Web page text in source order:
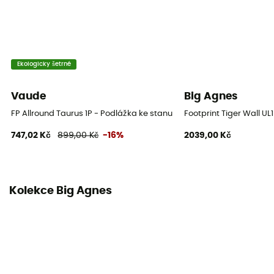
Ekologicky šetrné
Vaude
FP Allround Taurus 1P - Podlážka ke stanu
747,02 Kč 899,00 Kč -16%
Big Agnes
Footprint Tiger Wall
2039,00 Kč
Kolekce Big Agnes